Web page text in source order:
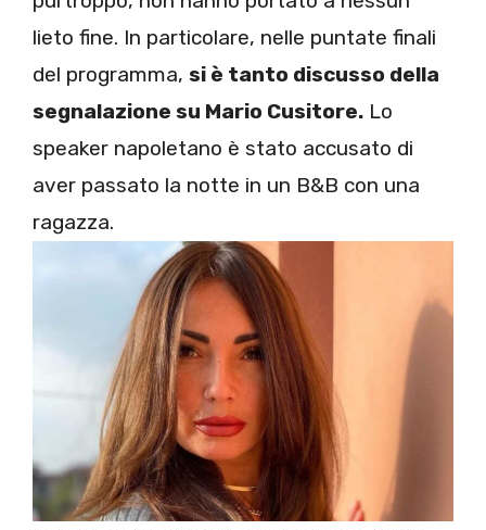
lieto fine. In particolare, nelle puntate finali
del programma, si è tanto discusso della
segnalazione su Mario Cusitore. Lo
speaker napoletano è stato accusato di
aver passato la notte in un B&B con una
ragazza.